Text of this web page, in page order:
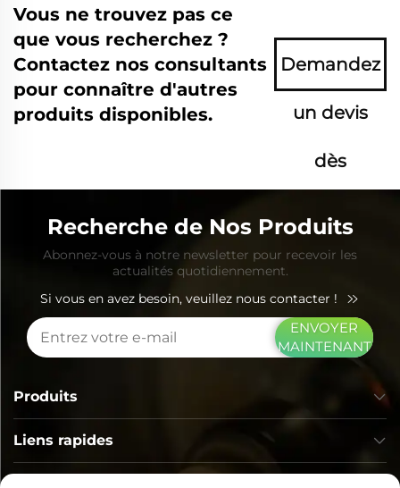
Vous ne trouvez pas ce
que vous recherchez ?
Contactez nos consultants
pour connaître d'autres
produits disponibles.
Demandez
un devis
dès
Recherche de Nos Produits
Abonnez-vous à notre newsletter pour recevoir les
actualités quotidiennement.
Si vous en avez besoin, veuillez nous contacter !
ENVOYER
MAINTENANT
Liens rapides
Produits